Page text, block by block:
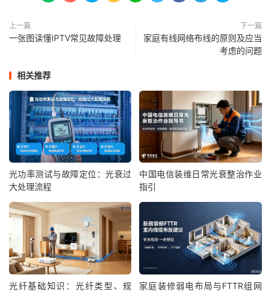
上一篇
一张图读懂IPTV常见故障处理
下一篇
家庭有线网络布线的原则及应当
考虑的问题
相关推荐
光功率测试与故障定位：光衰过
大处理流程
中国电信装维日常光衰整治作业
指引
光纤基础知识：光纤类型、规
家庭装修弱电布局与FTTR组网